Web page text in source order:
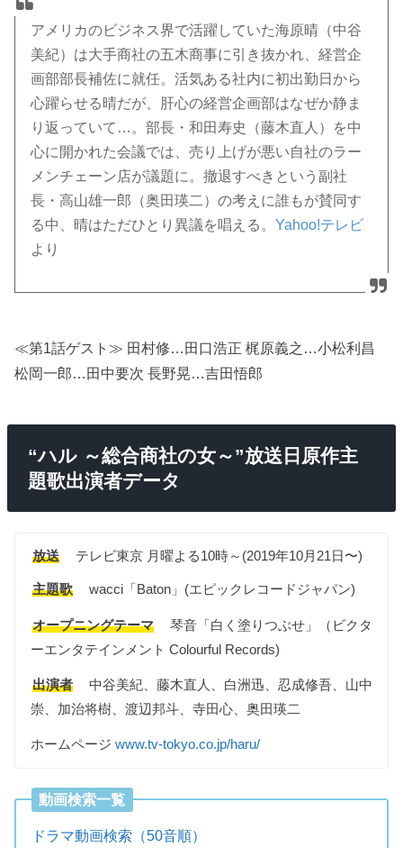
アメリカのビジネス界で活躍していた海原晴（中谷
美紀）は大手商社の五木商事に引き抜かれ、経営企
画部部長補佐に就任。活気ある社内に初出勤日から
心躍らせる晴だが、肝心の経営企画部はなぜか静ま
り返っていて…。部長・和田寿史（藤木直人）を中
心に開かれた会議では、売り上げが悪い自社のラー
メンチェーン店が議題に。撤退すべきという副社
長・高山雄一郎（奥田瑛二）の考えに誰もが賛同す
る中、晴はただひとり異議を唱える。Yahoo!テレビ
より
≪第1話ゲスト≫ 田村修…田口浩正 梶原義之…小松利昌
松岡一郎…田中要次 長野晃…吉田悟郎
“ハル ～総合商社の女～”放送日原作主
題歌出演者データ
放送 テレビ東京 月曜よる10時～(2019年10月21日〜)
主題歌 wacci「Baton」(エピックレコードジャパン)
オープニングテーマ
琴音「白く塗りつぶせ」（ビクタ
ーエンタテインメント Colourful Records)
出演者
中谷美紀、藤木直人、白洲迅、忍成修吾、山中
崇、加治将樹、渡辺邦斗、寺田心、奥田瑛二
ホームページwww.tv-tokyo.co.jp/haru/
動画検索一覧
ドラマ動画検索（50音順）